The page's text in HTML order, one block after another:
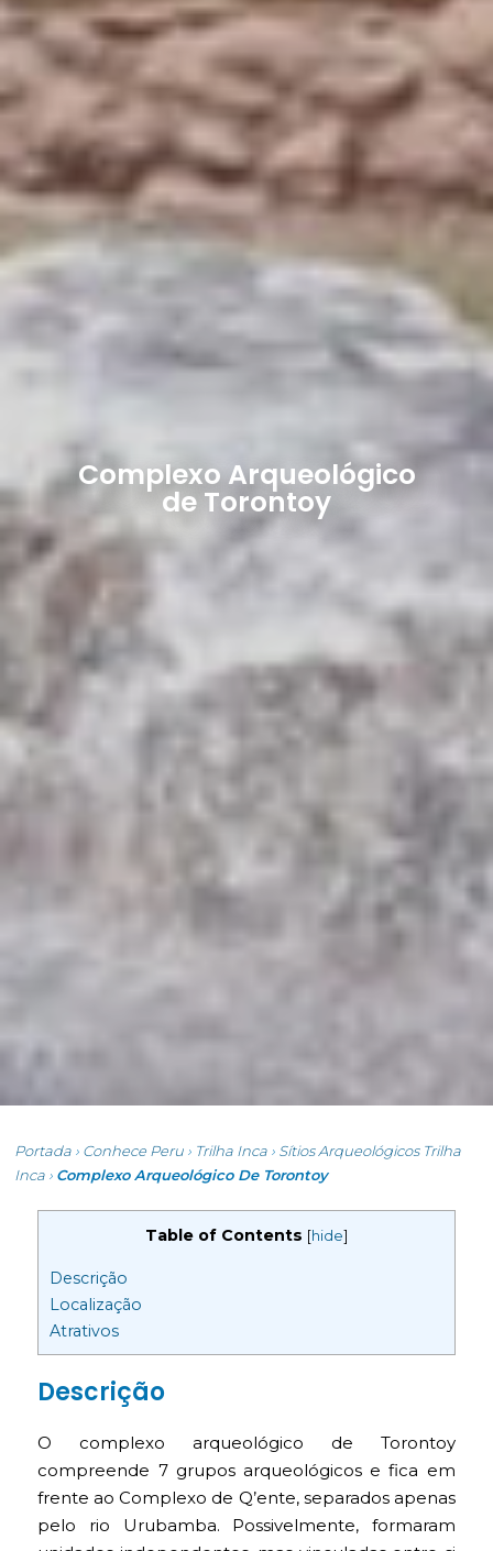
Complexo Arqueológico
de Torontoy
Portada › Conhece Peru › Trilha Inca › Sítios Arqueológicos Trilha
Inca › Complexo Arqueológico De Torontoy
Table of Contents [hide]
Descrição
Localização
Atrativos
Descrição
O complexo arqueológico de Torontoy
compreende 7 grupos arqueológicos e fica em
frente ao Complexo de Q’ente, separados apenas
pelo rio Urubamba. Possivelmente, formaram